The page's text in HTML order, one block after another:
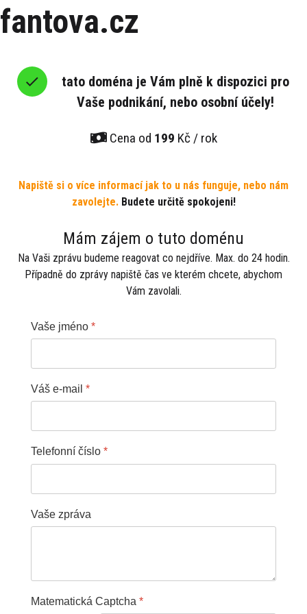
fantova.cz
tato doména je Vám plně k dispozici pro
Vaše podnikání, nebo osobní účely!
Cena od 199 Kč / rok
Napiště si o více informací jak to u nás funguje, nebo nám
zavolejte.Budete určitě spokojeni!
Mám zájem o tuto doménu
Na Vaši zprávu budeme reagovat co nejdříve. Max. do 24 hodin.
Případně do zprávy napiště čas ve kterém chcete, abychom
Vám zavolali.
Vaše jméno *
Váš e-mail *
Telefonní číslo *
Vaše zpráva
Matematická Captcha *